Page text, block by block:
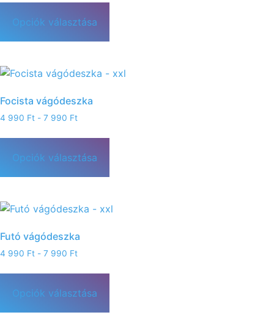
Opciók választása
Focista vágódeszka
4 990 Ft - 7 990 Ft
Opciók választása
Futó vágódeszka
4 990 Ft - 7 990 Ft
Opciók választása